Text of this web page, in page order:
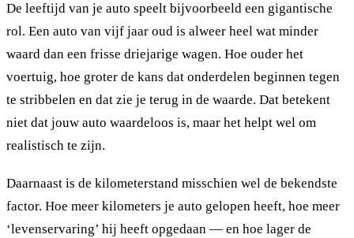
De leeftijd van je auto speelt bijvoorbeeld een gigantische
rol. Een auto van vijf jaar oud is alweer heel wat minder
waard dan een frisse driejarige wagen. Hoe ouder het
voertuig, hoe groter de kans dat onderdelen beginnen tegen
te stribbelen en dat zie je terug in de waarde. Dat betekent
niet dat jouw auto waardeloos is, maar het helpt wel om
realistisch te zijn.
Daarnaast is de kilometerstand misschien wel de bekendste
factor. Hoe meer kilometers je auto gelopen heeft, hoe meer
‘levenservaring’ hij heeft opgedaan — en hoe lager de